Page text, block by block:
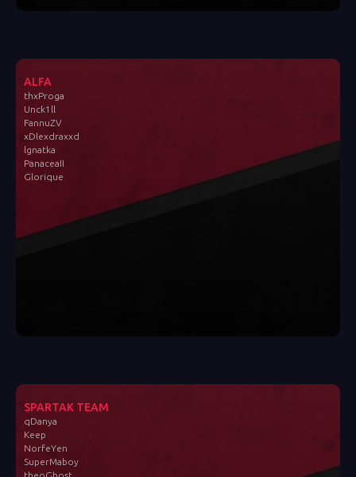
ALFA
thxProga
Unck1ll
FannuZV
xDlexdraxxd
lgnatka
PanaceaII
Glorique
SPARTAK TEAM
qDanya
Keep
NorfeYen
SuperMaboy